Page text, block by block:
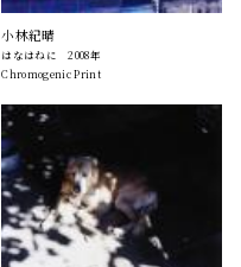
小林紀晴
はなはねに 2008年
Chromogenic Print